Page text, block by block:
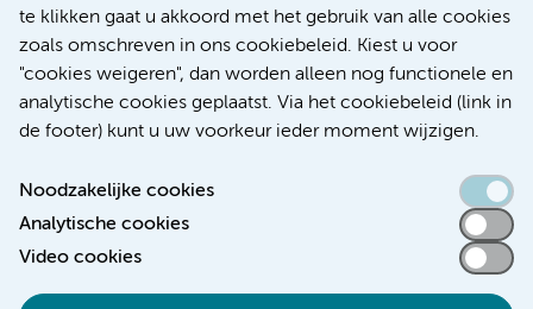
te klikken gaat u akkoord met het gebruik van alle cookies
zoals omschreven in ons cookiebeleid. Kiest u voor
"cookies weigeren", dan worden alleen nog functionele en
analytische cookies geplaatst. Via het cookiebeleid (link in
de footer) kunt u uw voorkeur ieder moment wijzigen.
Noodzakelijke cookies
Analytische cookies
Video cookies
Meer
Toegankelijkheidsverklaring